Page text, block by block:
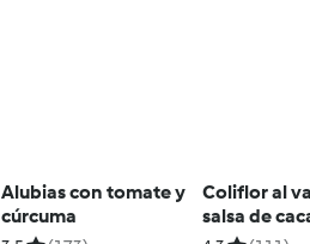
Alubias con tomate y
cúrcuma
Coliflor al
salsa de